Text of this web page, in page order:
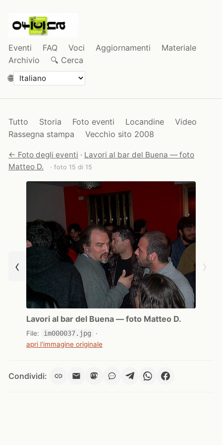
Eventi FAQ Voci Aggiornamenti
Materiale
Archivio
🔍 Cerca
🌐
Tutto Storia Foto eventi Locandine
Video
Rassegna stampa
Vecchio sito 2008
← Foto degli eventi · Lavori al bar del Buena — foto
Matteo D.
· foto 15 di 15
‹
Lavori al bar del Buena — foto Matteo D.
File: im000037.jpg
·
apri l'immagine originale
›
Condividi: